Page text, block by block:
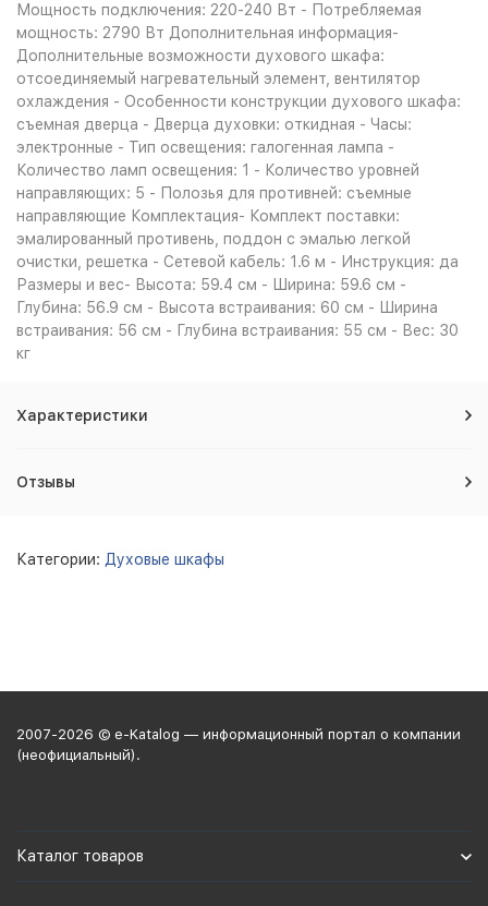
Мощность подключения: 220-240 Вт - Потребляемая
мощность: 2790 Вт Дополнительная информация-
Дополнительные возможности духового шкафа:
отсоединяемый нагревательный элемент, вентилятор
охлаждения - Особенности конструкции духового шкафа:
съемная дверца - Дверца духовки: откидная - Часы:
электронные - Тип освещения: галогенная лампа -
Количество ламп освещения: 1 - Количество уровней
направляющих: 5 - Полозья для противней: съемные
направляющие Комплектация- Комплект поставки:
эмалированный противень, поддон с эмалью легкой
очистки, решетка - Сетевой кабель: 1.6 м - Инструкция: да
Размеры и вес- Высота: 59.4 см - Ширина: 59.6 см -
Глубина: 56.9 см - Высота встраивания: 60 см - Ширина
встраивания: 56 см - Глубина встраивания: 55 см - Вес: 30
кг
Характеристики
Отзывы
Категории: Духовые шкафы
2007-2026 © e-Katalog — информационный портал о компании
(неофициальный).
Каталог товаров